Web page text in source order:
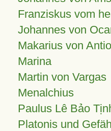
Franziskus vom
Johannes von
Makarius von
Marina
Martin von Vargas
Menalchius
Paulus Lê Bảo
Platonis und